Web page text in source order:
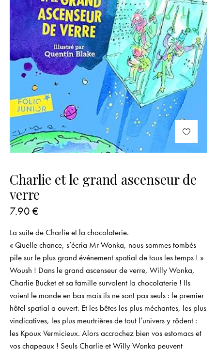
Charlie et le grand ascenseur de
verre
7.90 €
La suite de Charlie et la chocolaterie.
« Quelle chance, s’écria Mr Wonka, nous sommes tombés
pile sur le plus grand événement spatial de tous les temps ! »
Woush ! Dans le grand ascenseur de verre, Willy Wonka,
Charlie Bucket et sa famille survolent la chocolaterie ! Ils
voient le monde en bas mais ils ne sont pas seuls : le premier
hôtel spatial a ouvert. Et les bêtes les plus méchantes, les plus
vindicatives, les plus meurtrières de tout l’univers y rôdent :
les Kpoux Vermicieux. Alors accrochez bien vos estomacs et
vos chapeaux ! Seuls Charlie et Willy Wonka peuvent